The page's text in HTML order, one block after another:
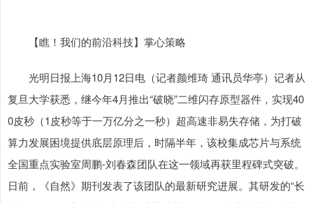
【瞧！我们的前沿科技】掌心策略
光明日报上海10月12日电（记者颜维琦 通讯员华亭）记者从
复旦大学获悉，继今年4月推出“破晓”二维闪存原型器件，实现40
0皮秒（1皮秒等于一万亿分之一秒）超高速非易失存储，为打破
算力发展困境提供底层原理后，时隔半年，该校集成芯片与系统
全国重点实验室周鹏-刘春森团队在这一领域再获里程碑式突破。
日前，《自然》期刊发表了该团队的最新研究进展。其研发的“长